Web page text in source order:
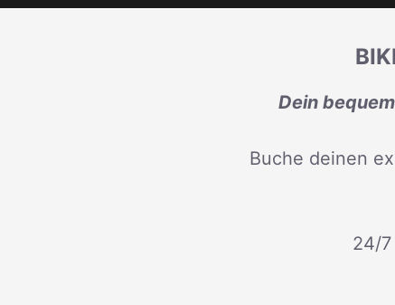
Dein
Buche deinen
24/